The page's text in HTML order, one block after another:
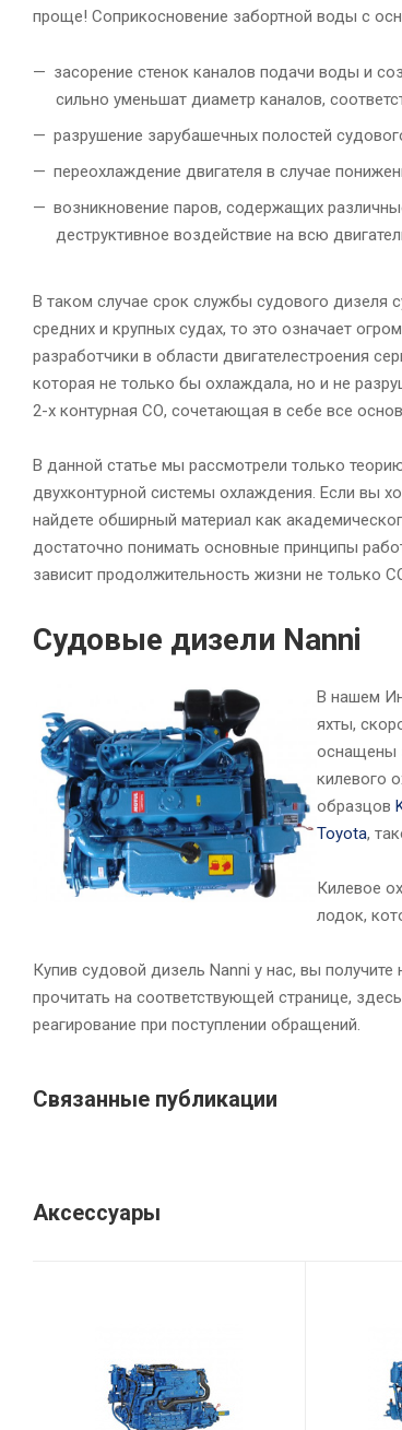
проще! Соприкосновение забортной воды с
засорение стенок каналов подачи воды и
сильно уменьшат диаметр каналов,
разрушение зарубашечных полостей
переохлаждение двигателя в случае
возникновение паров, содержащих
деструктивное воздействие на всю
В таком случае срок службы судового дизеля
средних и крупных судах, то это означает
разработчики в области двигателестроения
которая не только бы охлаждала, но и не
2-х контурная СО, сочетающая в себе все
В данной статье мы рассмотрели только
двухконтурной системы охлаждения. Если вы
найдете обширный материал как
достаточно понимать основные принципы
зависит продолжительность жизни не только
Судовые дизели Nanni
В нашем
яхты,
оснащены
килевого
образцов
Toyota,
Килевое
лодок,
Купив судовой дизель Nanni у нас, вы
прочитать на соответствующей странице,
реагирование при поступлении обращений.
Связанные публикации
Аксессуары